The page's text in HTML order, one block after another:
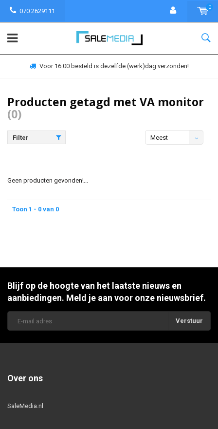
070 2629111
0
Voor 16:00 besteld is dezelfde (werk)dag verzonden!
Producten getagd met VA monitor
(0)
Filter
Meest
Geen producten gevonden!...
Toon 1 - 0 van 0
Blijf op de hoogte van het laatste nieuws en
aanbiedingen. Meld je aan voor onze nieuwsbrief.
Verstuur
Over ons
SaleMedia.nl